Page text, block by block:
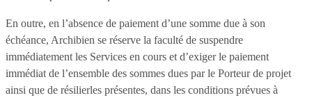
En outre, en l’absence de paiement d’une somme due à son
échéance, Archibien se réserve la faculté de suspendre
immédiatement les Services en cours et d’exiger le paiement
immédiat de l’ensemble des sommes dues par le Porteur de projet
ainsi que de résilierles présentes, dans les conditions prévues à